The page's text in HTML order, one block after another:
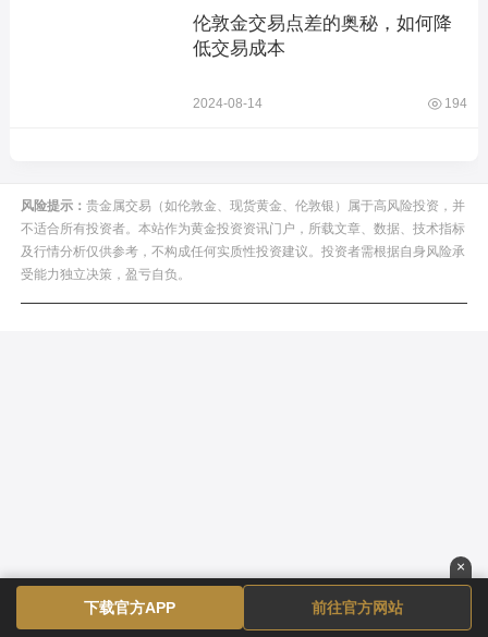
伦敦金交易点差的奥秘，如何降
低交易成本
2024-08-14 194
风险提示： 贵金属交易（如伦敦金、现货黄金、伦敦银）属于高风险投资，并
不适合所有投资者。本站作为黄金投资资讯门户，所载文章、数据、技术指标
及行情分析仅供参考，不构成任何实质性投资建议。投资者需根据自身风险承
受能力独立决策，盈亏自负。
×
下载官方APP 前往官方网站